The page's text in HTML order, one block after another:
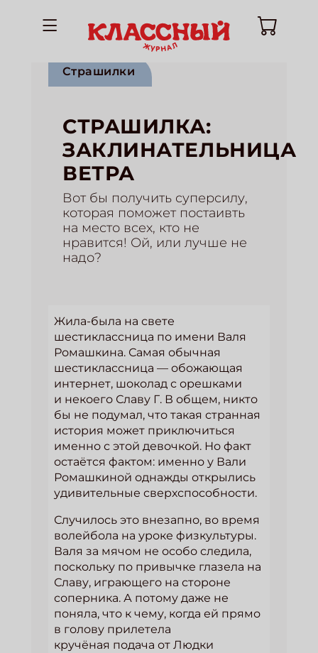
Страшилки
СТРАШИЛКА:
ЗАКЛИНАТЕЛЬНИЦА
ВЕТРА
Вот бы получить суперсилу,
которая поможет постаивть
на место всех, кто не
нравится! Ой, или лучше не
надо?
Жила-была на свете
шестиклассница по имени Валя
Ромашкина. Самая обычная
шестиклассница — обожающая
интернет, шоколад с орешками
и некоего Славу Г. В общем, никто
бы не подумал, что такая странная
история может приключиться
именно с этой девочкой. Но факт
остаётся фактом: именно у Вали
Ромашкиной однажды открылись
удивительные сверхспособности.
Случилось это внезапно, во время
волейбола на уроке физкультуры.
Валя за мячом не особо следила,
поскольку по привычке глазела на
Славу, играющего на стороне
соперника. А потому даже не
поняла, что к чему, когда ей прямо
в голову прилетела
кручёная подача от Людки